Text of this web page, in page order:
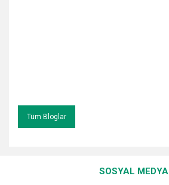
Tüm Bloglar
SOSYAL MEDYA